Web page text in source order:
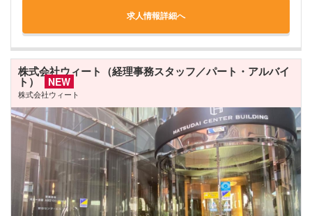
求人情報詳細へ
株式会社ウィート（経理事務スタッフ／パート・アルバイ
ト） NEW
株式会社ウィート